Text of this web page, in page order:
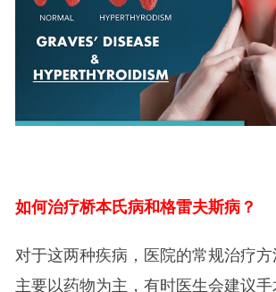
如何治疗桥本氏病和格雷夫斯病？
对于这两种疾病，医院的常规治疗
主要以药物为主，有时医生会建议